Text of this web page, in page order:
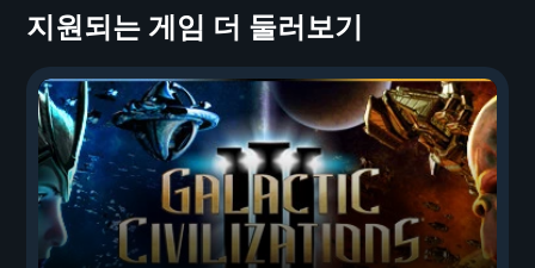
지원되는 게임 더 둘러보기